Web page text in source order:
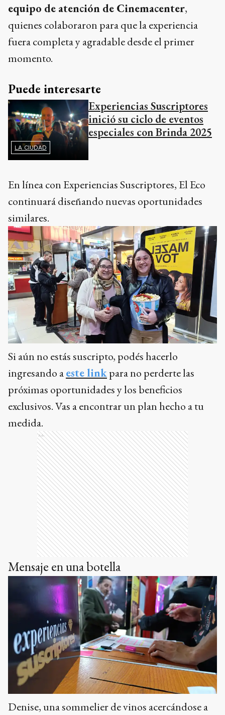
equipo de atención de Cinemacenter,
quienes colaboraron para que la experiencia
fuera completa y agradable desde el primer
momento.
Puede interesarte
LA CIUDAD
Experiencias Suscriptores
inició su ciclo de eventos
especiales con Brinda 2025
En línea con Experiencias Suscriptores, El Eco
continuará diseñando nuevas oportunidades
similares.
Si aún no estás suscripto, podés hacerlo
ingresando aeste linkpara no perderte las
próximas oportunidades y los beneficios
exclusivos. Vas a encontrar un plan hecho a tu
medida.
Ads
Mensaje en una botella
Denise, una sommelier de vinos acercándose a